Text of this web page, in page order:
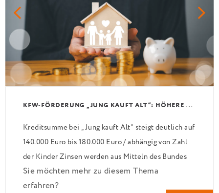
K
FW-FÖRDERUNG „JUNG KAUFT ALT“: HÖHERE KREDITE AB AUGUST 2026
Kreditsumme bei „Jung kauft Alt“ steigt deutlich auf
140.000 Euro bis 180.000 Euro / abhängig von Zahl
der Kinder Zinsen werden aus Mitteln des Bundes
verbilligt: Heutiger Zins bei 0,53 Prozent effektiv
bei 35 Jahren Laufzeit und 10 Jahren Zinsbindung
Sie möchten mehr zu diesem Thema
erfahren?